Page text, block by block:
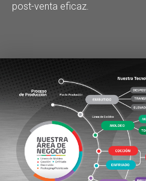
post-venta eficaz.